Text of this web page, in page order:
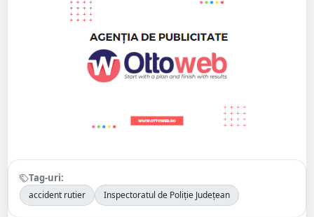
Tag-uri:
accident rutier Inspectoratul de Poliție Județean